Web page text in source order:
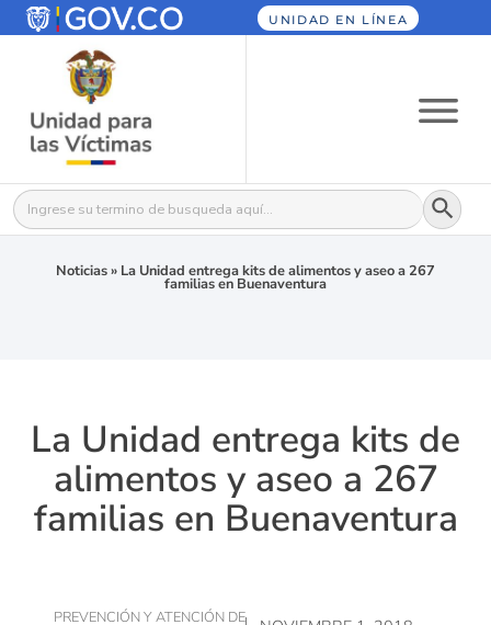
UNIDAD EN LÍNEA
Buscar: Botón
Noticias» La Unidad entrega kits de alimentos y aseo a 267
familias en Buenaventura
La Unidad entrega kits de
alimentos y aseo a 267
familias en Buenaventura
PREVENCIÓN Y ATENCIÓN DE